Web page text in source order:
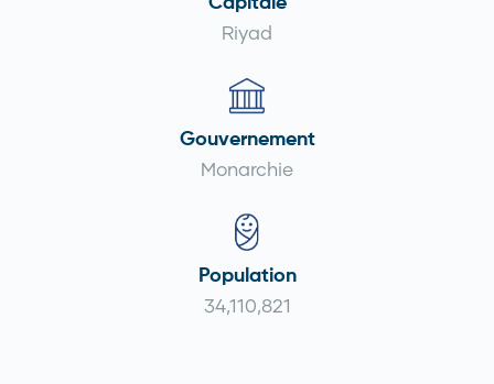
Riyad
Gouvernement
Monarchie
Population
34,110,821